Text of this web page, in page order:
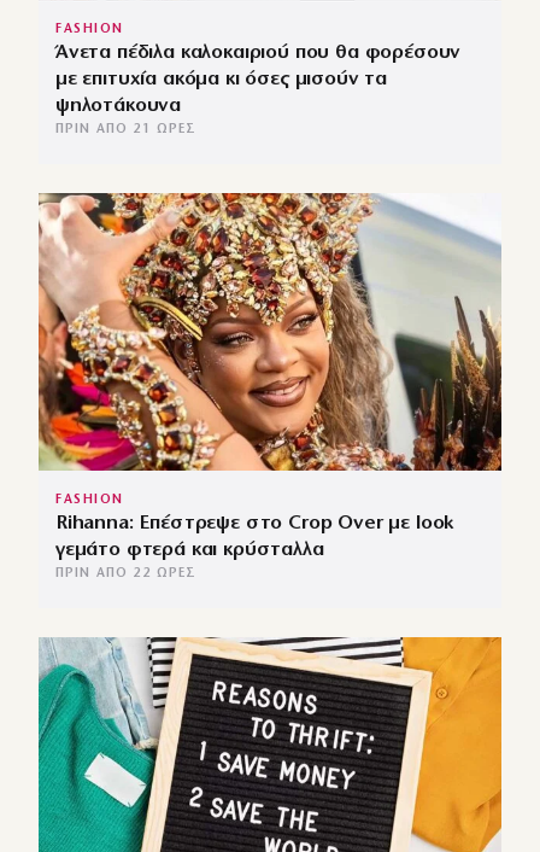
FASHION
Άνετα πέδιλα καλοκαιριού που θα φορέσουν
με επιτυχία ακόμα κι όσες μισούν τα
ψηλοτάκουνα
ΠΡΙΝ ΑΠΌ 21 ΏΡΕΣ
FASHION
Rihanna: Επέστρεψε στο Crop Over με look
γεμάτο φτερά και κρύσταλλα
ΠΡΙΝ ΑΠΌ 22 ΏΡΕΣ